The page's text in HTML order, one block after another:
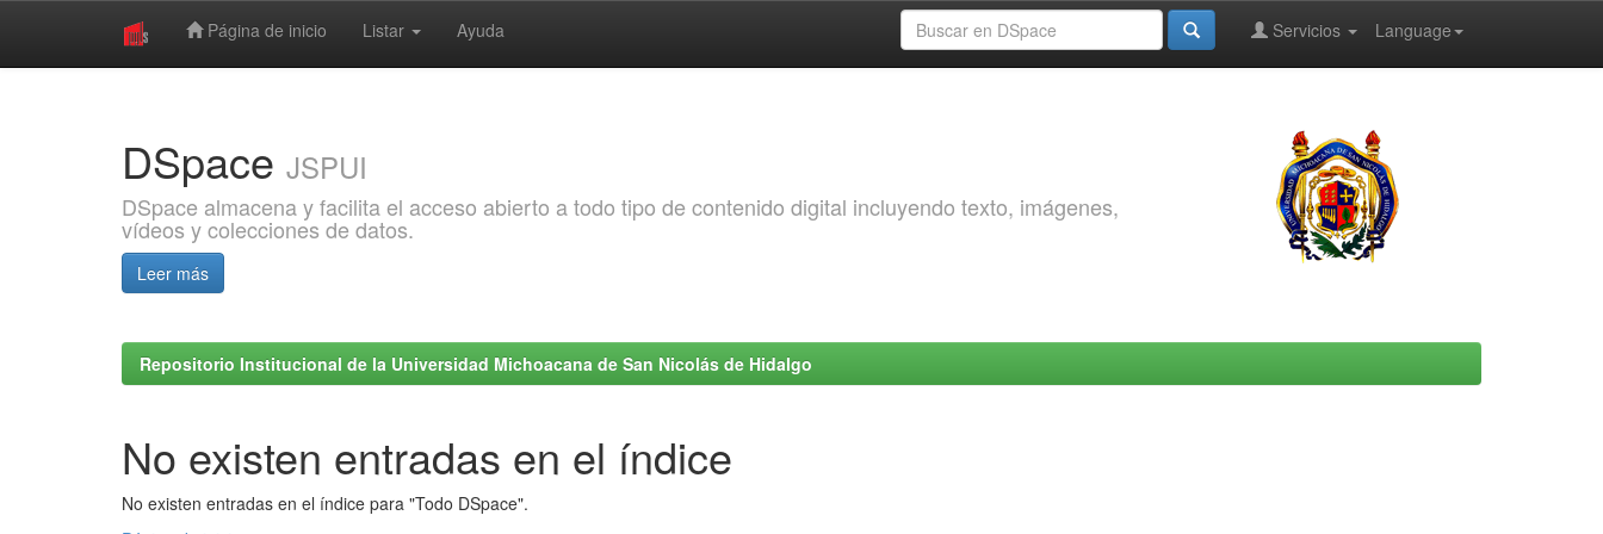
Página de inicio Listar Ayuda Language
Servicios
DSpace JSPUI
DSpace almacena y facilita el acceso abierto a todo tipo de contenido digital incluyendo texto, imágenes,
vídeos y colecciones de datos.
Leer más
Repositorio Institucional de la Universidad Michoacana de San Nicolás de Hidalgo
No existen entradas en el índice
No existen entradas en el índice para "Todo DSpace".